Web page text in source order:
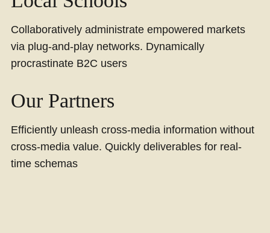
Collaboratively administrate empowered markets
via plug-and-play networks. Dynamically
procrastinate B2C users
Our Partners
Efficiently unleash cross-media information without
cross-media value. Quickly deliverables for real-
time schemas